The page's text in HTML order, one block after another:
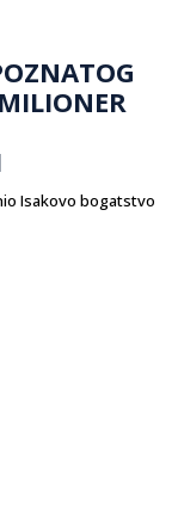
Isakovo bogatstvo